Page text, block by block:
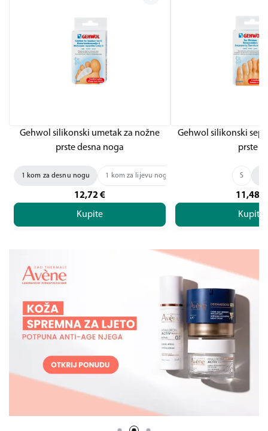
Gehwol silikonski umetak za nožne
prste desna noga
1 kom za desnu nogu 1 kom za lijevu nogu
12,72 €
Kupite
Gehwol silikonski
prste L
S
11,48
Kupite